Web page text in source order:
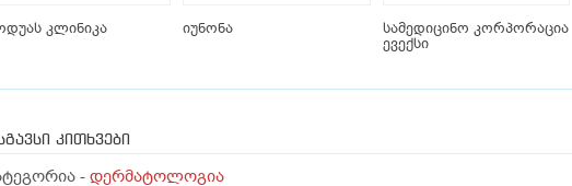
კლინიკა იუნონა
სამედიცინო კორპორაცია
ევექსი
კითხვები
- დერმატოლოგია